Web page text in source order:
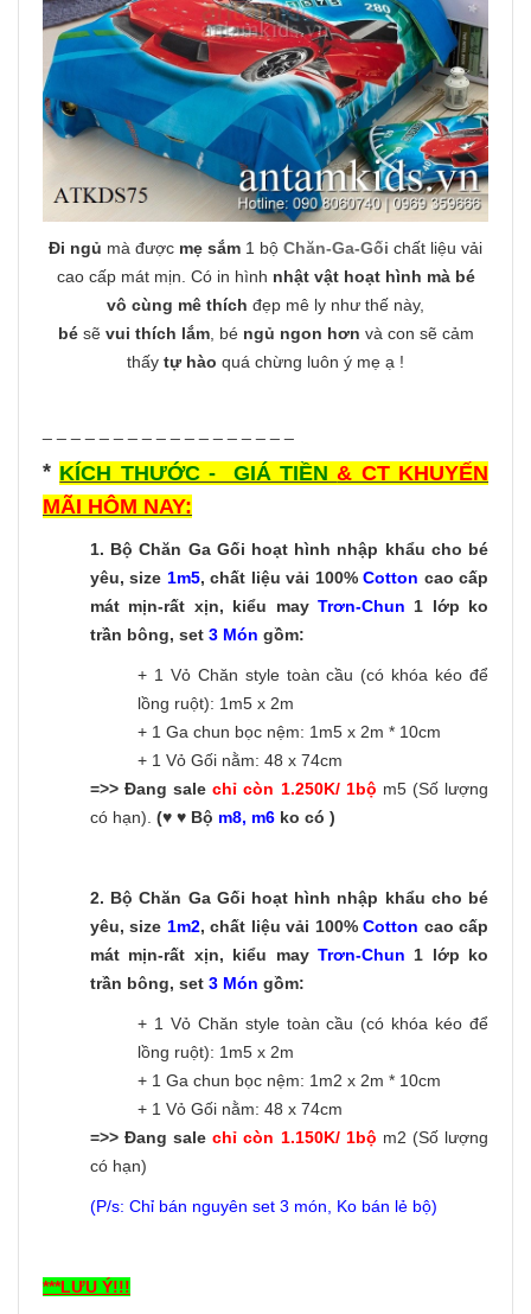
Đi ngủ mà được mẹ sắm 1 bộ Chăn-Ga-Gối chất liệu vải
cao cấp mát mịn. Có in hình nhật vật hoạt hình mà bé
vô cùng mê thích đẹp mê ly như thế này,
bésẽ vui thích lắm, bé ngủ ngon hơn và con sẽ cảm
thấy tự hào quá chừng luôn ý mẹ ạ !
* KÍCH THƯỚC - GIÁ TIỀN & CT KHUYẾN
MÃI HÔM NAY:
1. Bộ Chăn Ga Gối hoạt hình nhập khẩu cho bé
yêu, size 1m5, chất liệu vải 100%Cotton cao cấp
mát mịn-rất xịn, kiểu may Trơn-Chun 1 lớp ko
trần bông, set 3 Món gồm:
+ 1 Vỏ Chăn style toàn cầu (có khóa kéo để
lồng ruột): 1m5 x 2m
+ 1 Ga chun bọc nệm: 1m5 x 2m * 10cm
+ 1 Vỏ Gối nằm: 48 x 74cm
=>> Đang salechỉ còn 1.250K/ 1bộ m5 (Số lượng
có hạn). (♥ ♥ Bộ m8, m6 ko có )
2. Bộ Chăn Ga Gối hoạt hình nhập khẩu cho bé
yêu, size 1m2, chất liệu vải 100%Cotton cao cấp
mát mịn-rất xịn, kiểu may Trơn-Chun 1 lớp ko
trần bông, set 3 Món gồm:
+ 1 Vỏ Chăn style toàn cầu (có khóa kéo để
lồng ruột): 1m5 x 2m
+ 1 Ga chun bọc nệm: 1m2 x 2m * 10cm
+ 1 Vỏ Gối nằm: 48 x 74cm
=>> Đang salechỉ còn 1.150K/ 1bộ m2 (Số lượng
có hạn)
(P/s: Chỉ bán nguyên set 3 món, Ko bán lẻ bộ)
***LƯU Ý!!!